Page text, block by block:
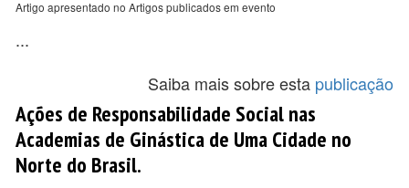
Artigo apresentado no Artigos publicados em evento
...
Saiba mais sobre esta publicação
Ações de Responsabilidade Social nas
Academias de Ginástica de Uma Cidade no
Norte do Brasil.